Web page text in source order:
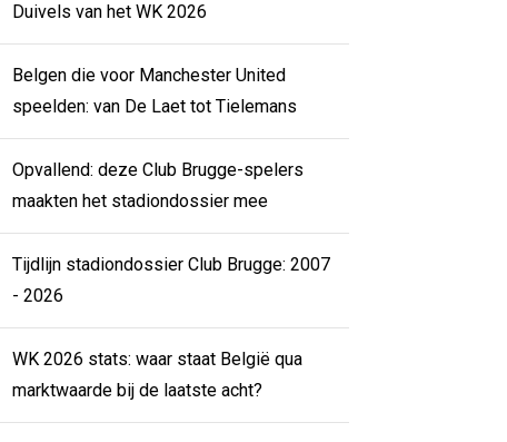
Duivels van het WK 2026
Belgen die voor Manchester United
speelden: van De Laet tot Tielemans
Opvallend: deze Club Brugge-spelers
maakten het stadiondossier mee
Tijdlijn stadiondossier Club Brugge: 2007
- 2026
WK 2026 stats: waar staat België qua
marktwaarde bij de laatste acht?